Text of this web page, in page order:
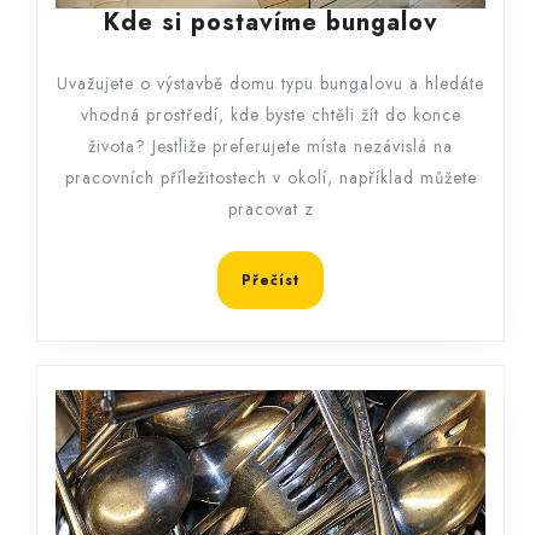
Kde si postavíme bungalovKde
Uvažujete o výstavbě domu typu bungalovu a hledáte
vhodná prostředí, kde byste chtěli žít do konce
života? Jestliže preferujete místa nezávislá na
pracovních příležitostech v okolí, například můžete
pracovat z
Přečíst Přečíst